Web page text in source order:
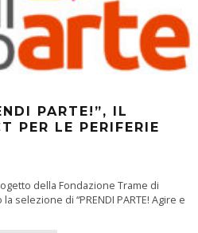
PARTE!”, IL
PER LE PERIFERIE
della Fondazione Trame di
selezione di “PRENDI PARTE! Agire e